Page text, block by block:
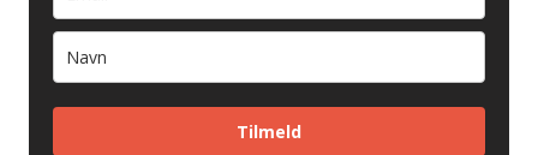
Tilmeld